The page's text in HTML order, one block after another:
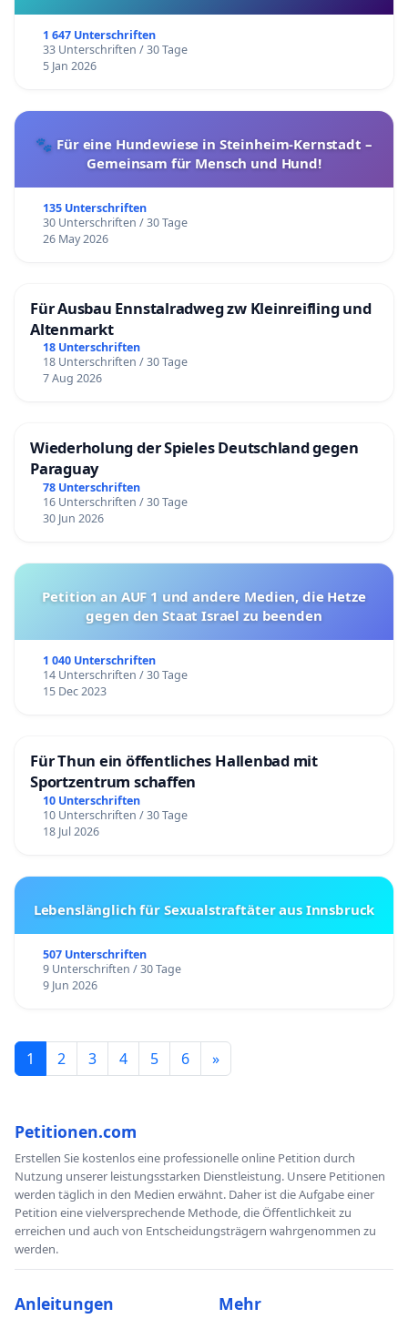
1 647 Unterschriften
33 Unterschriften / 30 Tage
5 Jan 2026
🐾 Für eine Hundewiese in Steinheim-Kernstadt –
Gemeinsam für Mensch und Hund!
135 Unterschriften
30 Unterschriften / 30 Tage
26 May 2026
Für Ausbau Ennstalradweg zw Kleinreifling und
Altenmarkt
18 Unterschriften
18 Unterschriften / 30 Tage
7 Aug 2026
Wiederholung der Spieles Deutschland gegen
Paraguay
78 Unterschriften
16 Unterschriften / 30 Tage
30 Jun 2026
Petition an AUF 1 und andere Medien, die Hetze
gegen den Staat Israel zu beenden
1 040 Unterschriften
14 Unterschriften / 30 Tage
15 Dec 2023
Für Thun ein öffentliches Hallenbad mit
Sportzentrum schaffen
10 Unterschriften
10 Unterschriften / 30 Tage
18 Jul 2026
Lebenslänglich für Sexualstraftäter aus Innsbruck
507 Unterschriften
9 Unterschriften / 30 Tage
9 Jun 2026
1 2 3 4 5 6 »
Petitionen.com
Erstellen Sie kostenlos eine professionelle online Petition durch
Nutzung unserer leistungsstarken Dienstleistung. Unsere Petitionen
werden täglich in den Medien erwähnt. Daher ist die Aufgabe einer
Petition eine vielversprechende Methode, die Öffentlichkeit zu
erreichen und auch von Entscheidungsträgern wahrgenommen zu
werden.
Anleitungen Mehr